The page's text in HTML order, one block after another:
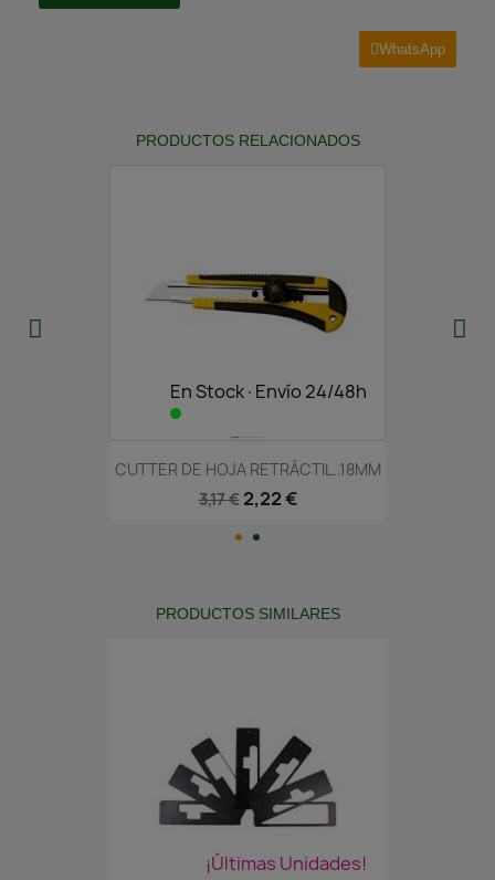
WhatsApp
PRODUCTOS RELACIONADOS
En Stock·Envío 24/48h
CUTTER DE HOJA RETRÁCTIL..18MM
3,17 € 2,22 €
PRODUCTOS SIMILARES
¡Últimas Unidades!